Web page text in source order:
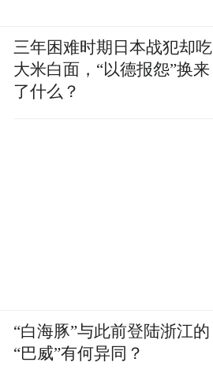
三年困难时期日本战犯却吃
大米白面，“以德报怨”换来
了什么？
“白海豚”与此前登陆浙江的
“巴威”有何异同？